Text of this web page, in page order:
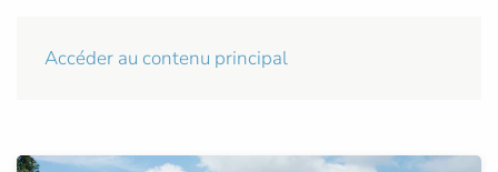
Accéder au contenu principal